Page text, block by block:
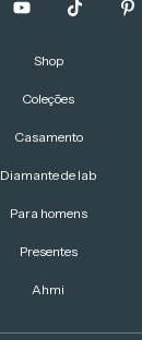
Shop
Coleções
Casamento
Diamante de lab
Para homens
Presentes
Ahmi